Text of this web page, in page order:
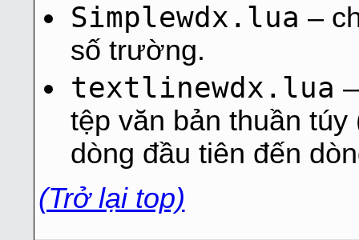
Simplewdx.lua –
số trường.
textlinewdx.lua
tệp văn bản thuần
dòng đầu tiên đến
(Trở lại top)